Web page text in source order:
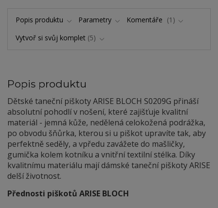
Popis produktu Parametry Komentáře
1
Vytvoř si svůj komplet 5
Popis produktu
Dětské taneční piškoty ARISE BLOCH S0209G přináší
absolutní pohodlí v nošení, které zajišťuje kvalitní
materiál - jemná kůže, nedělená celokožená podrážka,
po obvodu šňůrka, kterou si u piškot upravíte tak, aby
perfektně seděly, a vpředu zavážete do mašličky,
gumička kolem kotníku a vnitřní textilní stélka. Díky
kvalitnímu materiálu mají dámské taneční piškoty ARISE
delší životnost.
Přednosti piškotů ARISE BLOCH